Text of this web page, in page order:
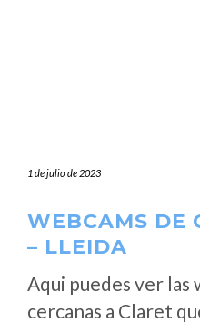
1 de julio de 2023
WEBCAMS DE
– LLEIDA
Aqui puedes ver las
cercanas a Claret